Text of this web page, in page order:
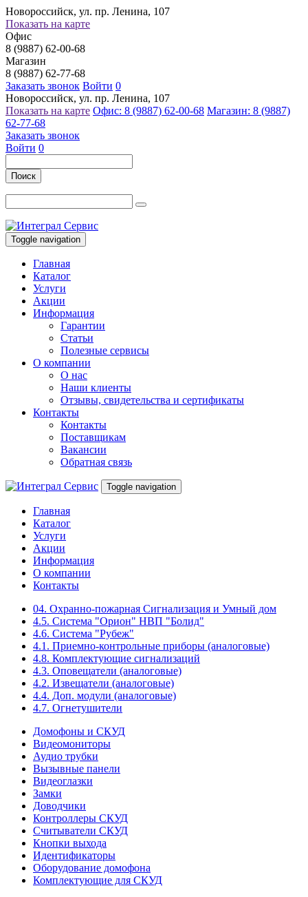
Новороссийск, ул. пр. Ленина, 107
Показать на карте
Офис
8 (9887) 62-00-68
Магазин
8 (9887) 62-77-68
Заказать звонок Войти 0
Новороссийск, ул. пр. Ленина, 107
Показать на карте Офис: 8 (9887) 62-00-68 Магазин: 8 (9887)
62-77-68
Заказать звонок
Войти 0
Поиск
Toggle navigation
Главная
Каталог
Услуги
Акции
Информация
Гарантии
Статьи
Полезные сервисы
О компании
О нас
Наши клиенты
Отзывы, свидетельства и сертификаты
Контакты
Контакты
Поставщикам
Вакансии
Обратная связь
Toggle navigation
Главная
Каталог
Услуги
Акции
Информация
О компании
Контакты
04. Охранно-пожарная Сигнализация и Умный дом
4.5. Система "Орион" НВП "Болид"
4.6. Система "Рубеж"
4.1. Приемно-контрольные приборы (аналоговые)
4.8. Комплектующие сигнализаций
4.3. Оповещатели (аналоговые)
4.2. Извещатели (аналоговые)
4.4. Доп. модули (аналоговые)
4.7. Огнетушители
Домофоны и СКУД
Видеомониторы
Аудио трубки
Вызывные панели
Видеоглазки
Замки
Доводчики
Контроллеры СКУД
Считыватели СКУД
Кнопки выхода
Идентификаторы
Оборудование домофона
Комплектующие для СКУД